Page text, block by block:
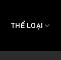
THỂ LOẠI